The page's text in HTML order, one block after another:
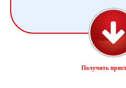
Получить